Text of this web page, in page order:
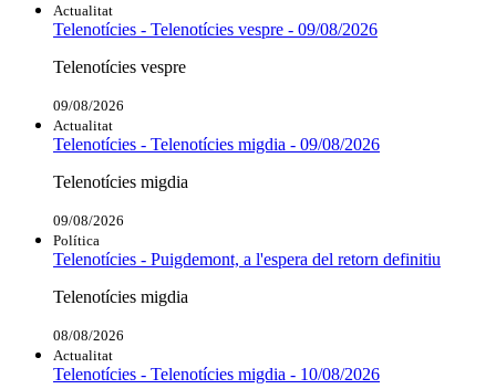
Actualitat
Telenotícies - Telenotícies vespre - 09/08/2026
Telenotícies vespre
09/08/2026
Actualitat
Telenotícies - Telenotícies migdia - 09/08/2026
Telenotícies migdia
09/08/2026
Política
Telenotícies - Puigdemont, a l'espera del retorn definitiu
Telenotícies migdia
08/08/2026
Actualitat
Telenotícies - Telenotícies migdia - 10/08/2026